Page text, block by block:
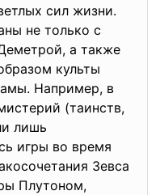
сил жизни.
не только с
а также
культы
Например, в
(таинств,
лишь
игры во время
Зевса
Плутоном,